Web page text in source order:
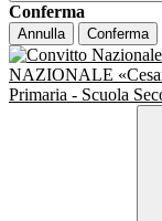
Conferma
Annulla Conferma
NAZIONALE
Primaria - Scuola